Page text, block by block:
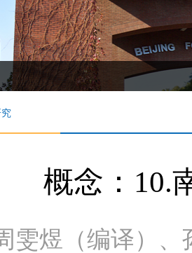
西葡语系网站！
概念：10.
雯煜（编译）、